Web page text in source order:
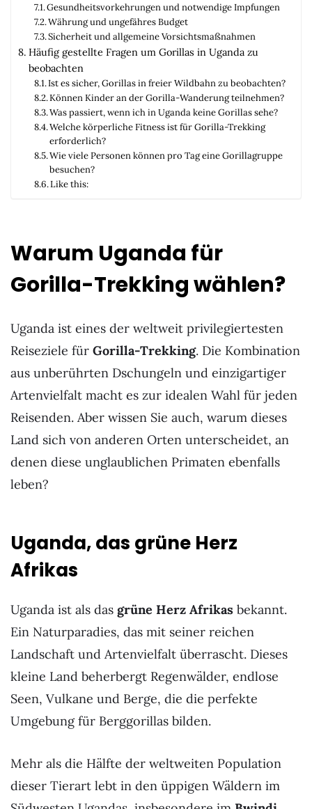
Gesundheitsvorkehrungen und notwendige Impfungen
Währung und ungefähres Budget
Sicherheit und allgemeine Vorsichtsmaßnahmen
Häufig gestellte Fragen um Gorillas in Uganda zu
beobachten
Ist es sicher, Gorillas in freier Wildbahn zu beobachten?
Können Kinder an der Gorilla-Wanderung teilnehmen?
Was passiert, wenn ich in Uganda keine Gorillas sehe?
Welche körperliche Fitness ist für Gorilla-Trekking
erforderlich?
Wie viele Personen können pro Tag eine Gorillagruppe
besuchen?
Like this:
Warum Uganda für
Gorilla-Trekking wählen?
Uganda ist eines der weltweit privilegiertesten
Reiseziele für Gorilla-Trekking. Die Kombination
aus unberührten Dschungeln und einzigartiger
Artenvielfalt macht es zur idealen Wahl für jeden
Reisenden. Aber wissen Sie auch, warum dieses
Land sich von anderen Orten unterscheidet, an
denen diese unglaublichen Primaten ebenfalls
leben?
Uganda, das grüne Herz
Afrikas
Uganda ist als das grüne Herz Afrikas bekannt.
Ein Naturparadies, das mit seiner reichen
Landschaft und Artenvielfalt überrascht. Dieses
kleine Land beherbergt Regenwälder, endlose
Seen, Vulkane und Berge, die die perfekte
Umgebung für Berggorillas bilden.
Mehr als die Hälfte der weltweiten Population
dieser Tierart lebt in den üppigen Wäldern im